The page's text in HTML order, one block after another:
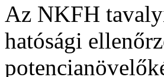
Az NKFH
hatósági